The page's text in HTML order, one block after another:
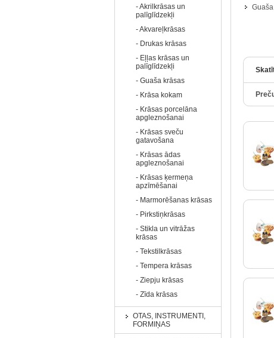
- Akrilkrāsas un
palīglīdzekļi
- Akvareļkrāsas
- Drukas krāsas
- Eļļas krāsas un
palīglīdzekļi
- Guaša krāsas
- Krāsa kokam
- Krāsas porcelāna
apgleznošanai
- Krāsas sveču
gatavošana
- Krāsas ādas
apgleznošanai
- Krāsas ķermeņa
apzīmēšanai
- Marmorēšanas krāsas
- Pirkstiņkrāsas
- Stikla un vitrāžas
krāsas
- Tekstilkrāsas
- Tempera krāsas
- Ziepju krāsas
- Zīda krāsas
OTAS, INSTRUMENTI,
FORMIŅAS